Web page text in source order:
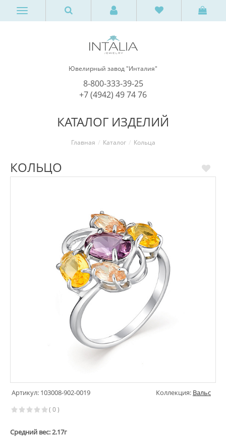
Ювелирный завод "Инталия"
8-800-333-39-25
+7 (4942) 49 74 76
КАТАЛОГ ИЗДЕЛИЙ
Главная Каталог Кольца
КОЛЬЦО
Артикул: 103008-902-0019 Коллекция: Вальс
( 0 )
Средний вес: 2.17г